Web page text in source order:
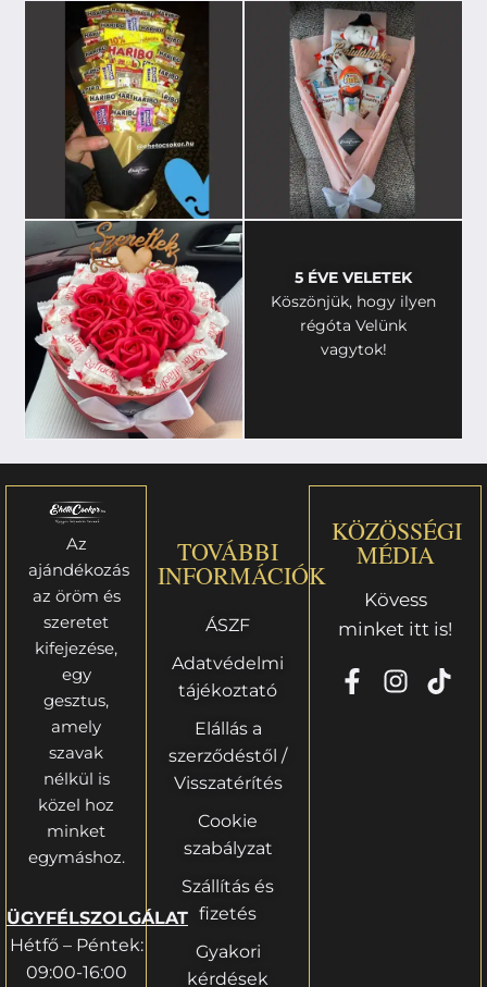
5 ÉVE VELETEK
Köszönjük, hogy ilyen
régóta Velünk
vagytok!
Az
ajándékozás
az öröm és
szeretet
kifejezése,
egy
gesztus,
amely
szavak
nélkül is
közel hoz
minket
egymáshoz.
ÜGYFÉLSZOLGÁLAT
Hétfő – Péntek:
09:00-16:00
TOVÁBBI
INFORMÁCIÓK
ÁSZF
Adatvédelmi
tájékoztató
Elállás a
szerződéstől /
Visszatérítés
Cookie
szabályzat
Szállítás és
fizetés
Gyakori
kérdések
KÖZÖSSÉGI
MÉDIA
Kövess
minket itt is!